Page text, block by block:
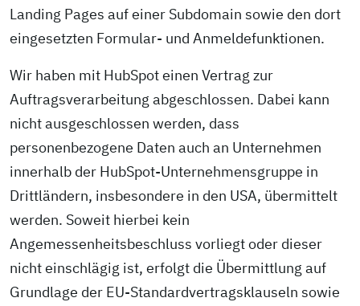
Landing Pages auf einer Subdomain sowie den dort
eingesetzten Formular- und Anmeldefunktionen.
Wir haben mit HubSpot einen Vertrag zur
Auftragsverarbeitung abgeschlossen. Dabei kann
nicht ausgeschlossen werden, dass
personenbezogene Daten auch an Unternehmen
innerhalb der HubSpot-Unternehmensgruppe in
Drittländern, insbesondere in den USA, übermittelt
werden. Soweit hierbei kein
Angemessenheitsbeschluss vorliegt oder dieser
nicht einschlägig ist, erfolgt die Übermittlung auf
Grundlage der EU-Standardvertragsklauseln sowie